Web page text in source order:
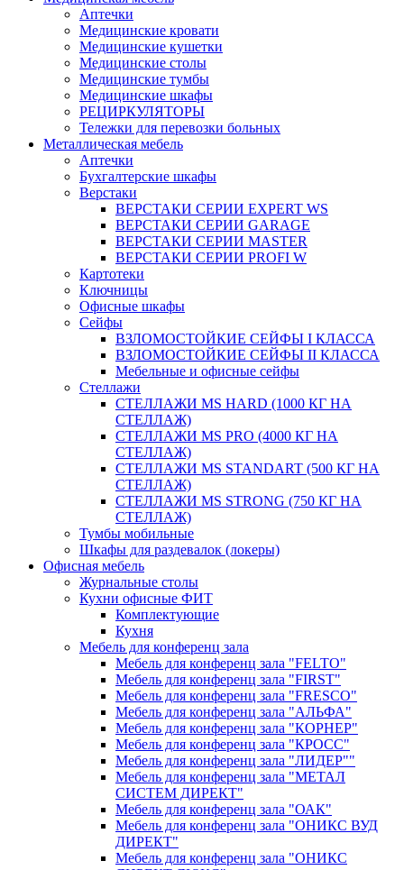
Аптечки
Медицинские кровати
Медицинские кушетки
Медицинские столы
Медицинские тумбы
Медицинские шкафы
РЕЦИРКУЛЯТОРЫ
Тележки для перевозки больных
Металлическая мебель
Аптечки
Бухгалтерские шкафы
Верстаки
ВЕРСТАКИ СЕРИИ EXPERT WS
ВЕРСТАКИ СЕРИИ GARAGE
ВЕРСТАКИ СЕРИИ MASTER
ВЕРСТАКИ СЕРИИ PROFI W
Картотеки
Ключницы
Офисные шкафы
Сейфы
ВЗЛОМОСТОЙКИЕ СЕЙФЫ I КЛАССА
ВЗЛОМОСТОЙКИЕ СЕЙФЫ II КЛАССА
Мебельные и офисные сейфы
Стеллажи
СТЕЛЛАЖИ MS HARD (1000 КГ НА
СТЕЛЛАЖ)
СТЕЛЛАЖИ MS PRO (4000 КГ НА
СТЕЛЛАЖ)
СТЕЛЛАЖИ MS STANDART (500 КГ НА
СТЕЛЛАЖ)
СТЕЛЛАЖИ MS STRONG (750 КГ НА
СТЕЛЛАЖ)
Тумбы мобильные
Шкафы для раздевалок (локеры)
Офисная мебель
Журнальные столы
Кухни офисные ФИТ
Комплектующие
Кухня
Мебель для конференц зала
Мебель для конференц зала "FELTO"
Мебель для конференц зала "FIRST"
Мебель для конференц зала "FRESCO"
Мебель для конференц зала "АЛЬФА"
Мебель для конференц зала "КОРНЕР"
Мебель для конференц зала "КРОСС"
Мебель для конференц зала "ЛИДЕР""
Мебель для конференц зала "МЕТАЛ
СИСТЕМ ДИРЕКТ"
Мебель для конференц зала "ОАК"
Мебель для конференц зала "ОНИКС ВУД
ДИРЕКТ"
Мебель для конференц зала "ОНИКС